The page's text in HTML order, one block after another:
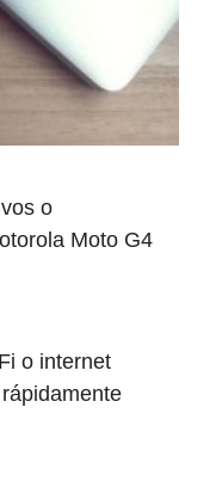
o
Moto G4
o internet